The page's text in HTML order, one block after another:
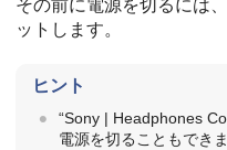
その前に電源を切るには
ットします。
ヒント
“Sony | Headphones
電源を切ることもできま